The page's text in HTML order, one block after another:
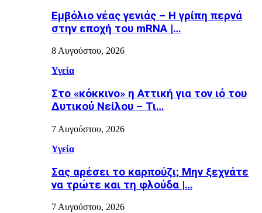
Εµβόλιο νέας γενιάς – Η γρίπη περνά
στην εποχή του mRNA |…
8 Αυγούστου, 2026
Υγεία
Στο «κόκκινο» η Αττική για τον ιό του
Δυτικού Νείλου – Τι…
7 Αυγούστου, 2026
Υγεία
Σας αρέσει το καρπούζι; Μην ξεχνάτε
να τρώτε και τη φλούδα |…
7 Αυγούστου, 2026